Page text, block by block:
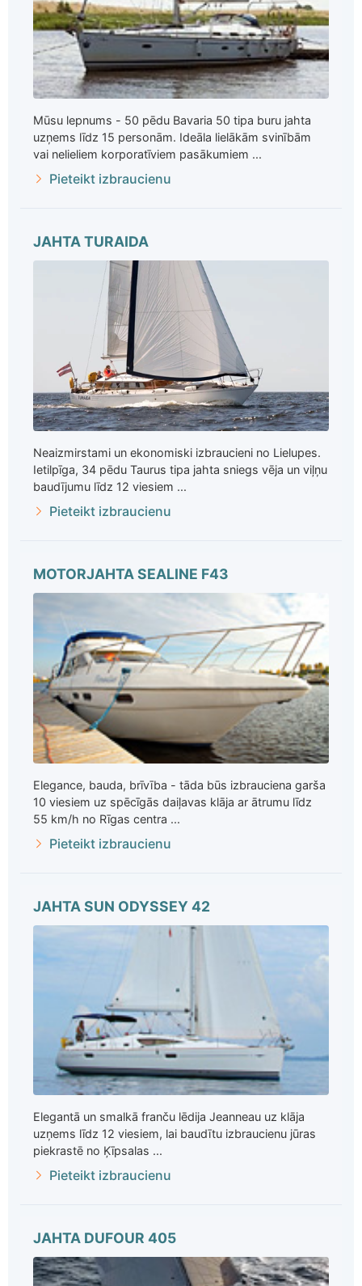
Mūsu lepnums - 50 pēdu Bavaria 50 tipa buru jahta
uzņems līdz 15 personām. Ideāla lielākām svinībām
vai nelieliem korporatīviem pasākumiem ...
Pieteikt izbraucienu
JAHTA TURAIDA
Neaizmirstami un ekonomiski izbraucieni no Lielupes.
Ietilpīga, 34 pēdu Taurus tipa jahta sniegs vēja un viļņu
baudījumu līdz 12 viesiem ...
Pieteikt izbraucienu
MOTORJAHTA SEALINE F43
Elegance, bauda, brīvība - tāda būs izbrauciena garša
10 viesiem uz spēcīgās daiļavas klāja ar ātrumu līdz
55 km/h no Rīgas centra ...
Pieteikt izbraucienu
JAHTA SUN ODYSSEY 42
Elegantā un smalkā franču lēdija Jeanneau uz klāja
uzņems līdz 12 viesiem, lai baudītu izbraucienu jūras
piekrastē no Ķīpsalas ...
Pieteikt izbraucienu
JAHTA DUFOUR 405